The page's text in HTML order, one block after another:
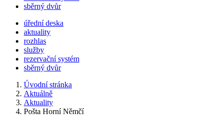
sběrný dvůr
úřední deska
aktuality
rozhlas
služby
rezervační systém
sběrný dvůr
Úvodní stránka
Aktuálně
Aktuality
Pošta Horní Němčí